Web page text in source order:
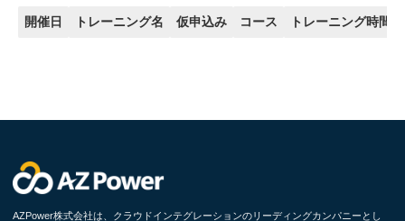
開催日 トレーニング名 仮申込み コース トレーニング時間
AZPower株式会社は、クラウドインテグレーションのリーディングカンパニーとし